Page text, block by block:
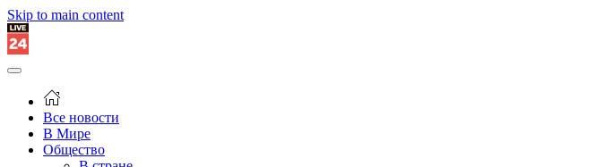
Skip to main content
Все новости
В Мире
Общество